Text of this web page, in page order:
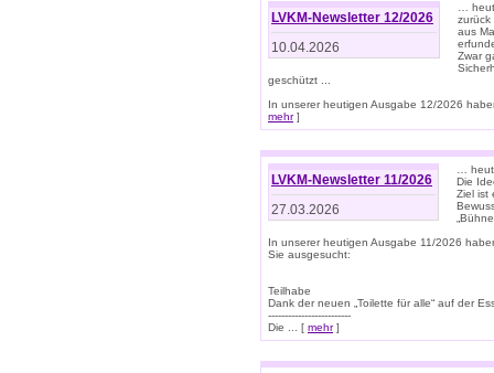
LVKM-Newsletter 12/2026
10.04.2026
…
zurück
aus
Zwar
geschützt ...
In unserer heutigen Ausgabe 12/2026
mehr]
LVKM-Newsletter 11/2026
27.03.2026
…
Die
Ziel ist
In unserer heutigen Ausgabe 11/2026
Sie ausgesucht:
Teilhabe
Dank der neuen „Toilette für alle“ auf der
-------------------------
Die ... [ mehr]